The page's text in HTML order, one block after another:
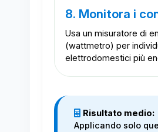
8. Monitora i
Usa un misuratore di
(wattmetro) per
elettrodomestici più
Risultato medio:
Applicando solo